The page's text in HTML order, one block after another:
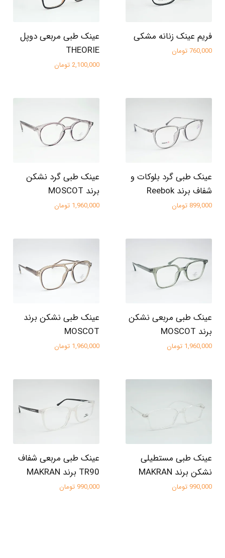
فریم عینک زنانه مشکی
760,000 تومان
عینک طبی مربعی دوپل
THEORIE
2,100,000 تومان
عینک طبی گرد بلوکات و
شفاف برند Reebok
899,000 تومان
عینک طبی گرد نشکن
برند MOSCOT
1,960,000 تومان
عینک طبی مربعی نشکن
برند MOSCOT
1,960,000 تومان
عینک طبی نشکن برند
MOSCOT
1,960,000 تومان
عینک طبی مستطیلی
نشکن برند MAKRAN
990,000 تومان
عینک طبی مربعی شفاف
TR90 برند MAKRAN
990,000 تومان